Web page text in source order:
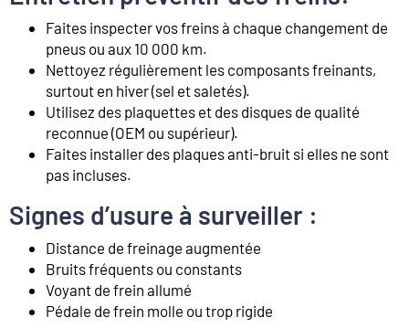
Faites inspecter vos freins à chaque changement de
pneus ou aux 10 000 km.
Nettoyez régulièrement les composants freinants,
surtout en hiver (sel et saletés).
Utilisez des plaquettes et des disques de qualité
reconnue (OEM ou supérieur).
Faites installer des plaques anti-bruit si elles ne sont
pas incluses.
Signes d’usure à surveiller :
Distance de freinage augmentée
Bruits fréquents ou constants
Voyant de frein allumé
Pédale de frein molle ou trop rigide